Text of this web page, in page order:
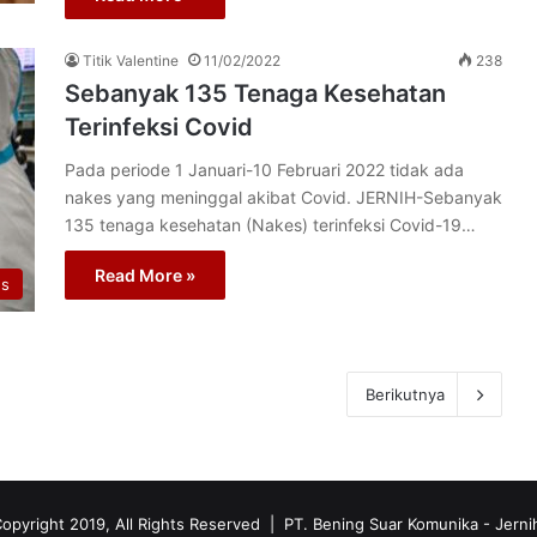
Titik Valentine 11/02/2022 238
Sebanyak 135 Tenaga Kesehatan
Terinfeksi Covid
Pada periode 1 Januari-10 Februari 2022 tidak ada
nakes yang meninggal akibat Covid. JERNIH-Sebanyak
135 tenaga kesehatan (Nakes) terinfeksi Covid-19…
Read More »
Berikutnya
2019, All Rights Reserved | PT. Bening Suar Komunika -